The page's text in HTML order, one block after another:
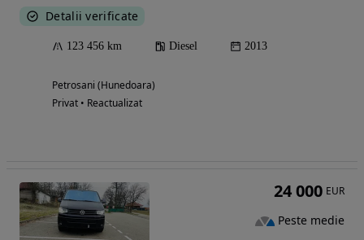
Detalii verificate
123 456 km Diesel 2013
Petrosani (Hunedoara)
Privat • Reactualizat
24 000 EUR
Peste medie